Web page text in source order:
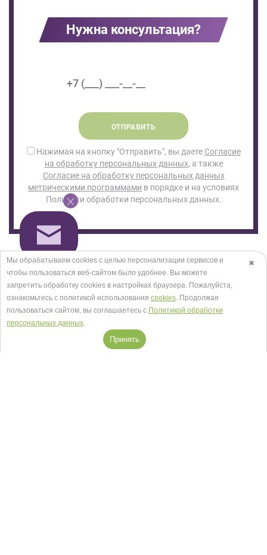
Нужна консультация?
ОТПРАВИТЬ
Нажимая на кнопку "Отправить", вы даете Согласие
на обработку персональных данных, а также
Согласие на обработку персональных данных
метрическими программами в порядке и на условиях
Политики обработки персональных данных.
Салоны в Москве
Посмотреть на карте
✖
Мы обрабатываем cookies с целью персонализации сервисов и
чтобы пользоваться веб-сайтом было удобнее. Вы можете
запретить обработку сookies в настройках браузера. Пожалуйста,
ознакомьтесь с политикой использования cookies. Продолжая
пользоваться сайтом, вы соглашаетесь с Политикой обработки
персональных данных.
Принять